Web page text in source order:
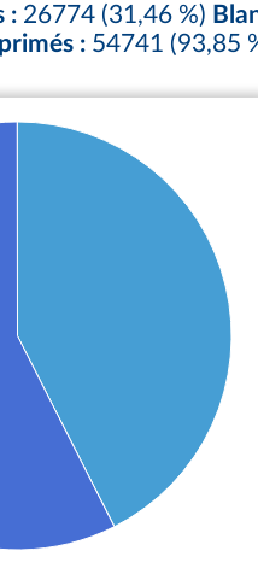
: 26774 (31,46 %)
: 54741 (93,85